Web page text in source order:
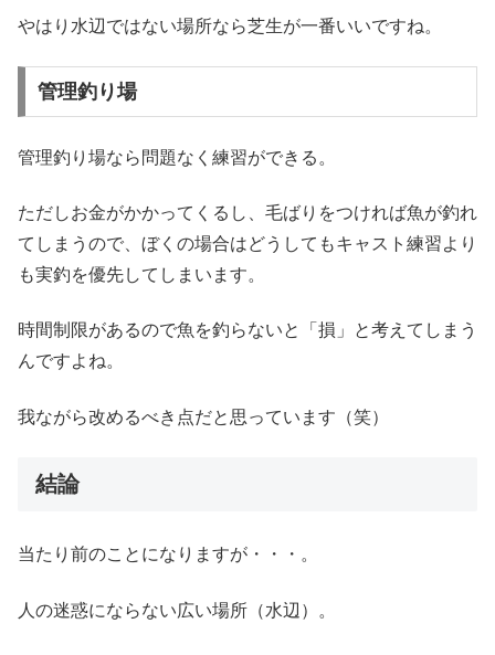
やはり水辺ではない場所なら芝生が一番いいですね。
管理釣り場
管理釣り場なら問題なく練習ができる。
ただしお金がかかってくるし、毛ばりをつければ魚が釣れ
てしまうので、ぼくの場合はどうしてもキャスト練習より
も実釣を優先してしまいます。
時間制限があるので魚を釣らないと「損」と考えてしまう
んですよね。
我ながら改めるべき点だと思っています（笑）
結論
当たり前のことになりますが・・・。
人の迷惑にならない広い場所（水辺）。